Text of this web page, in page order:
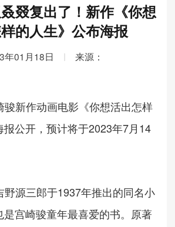
叕复出了！新作《你想
的人生》公布海报
年01月18日 | 来源：
骏新作动画电影《你想活出怎样
报公开，预计将于2023年7月 14
野源三郎于1937年推出的同名小
是宫崎骏童年最喜爱的书。原著